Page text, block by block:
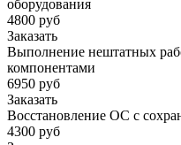
оборудования
4800 руб
Заказать
Выполнение нештатных
компонентами
6950 руб
Заказать
Восстановление ОС с
4300 руб